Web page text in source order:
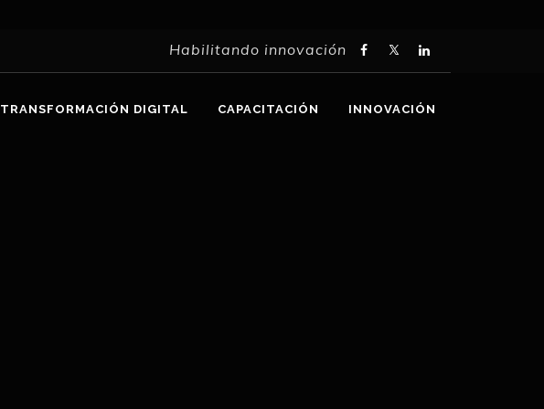
Habilitando innovación
TRANSFORMACIÓN DIGITAL CAPACITACIÓN INNOVACIÓN